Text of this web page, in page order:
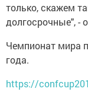
только, скажем
долгосрочные", -
Чемпионат мира
года.
https://